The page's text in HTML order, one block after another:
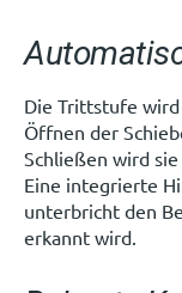
Die Trittstufe
Öffnen der
Schließen wird
Eine integrierte
unterbricht den
erkannt wird.